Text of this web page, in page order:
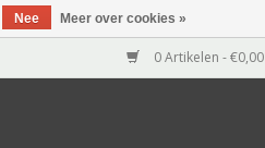
0 Artikelen - €0,00
Nee Meer over cookies »